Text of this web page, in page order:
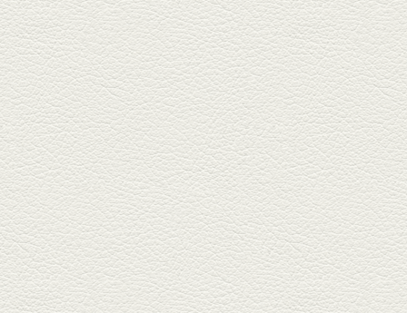
もなか』で熊本県産の馬肉料理
を！...
2025年10月17日放送
ヒレ焼き＆牛ひれ肉汁カ
レー
武蔵小路で人気の『ヒレ肉じゅ
んちゃん』へ。『銀ハイ』で乾
杯！ブ...
2025年9月26日放送
フォンダンエッグ＆二郎
系にんにくパスタ
北区麻生田の人気店『多酒多菜
満月』へ。『しろ』水割で乾
杯！出...
2025年9月5日放送
あくまのポテサラ＆変わ